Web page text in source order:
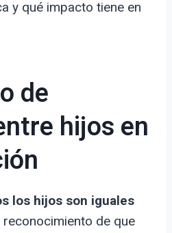
y qué impacto tiene en
de
hijos en
los hijos son iguales
reconocimiento de que